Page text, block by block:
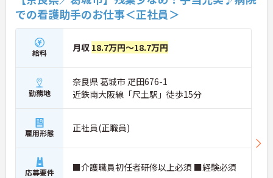
での看護助手のお仕事＜正社員＞
給料 月収 18.7万円～18.7万円
勤務地
奈良県 葛城市 疋田676-1
近鉄南大阪線「尺土駅」徒歩15分
雇用形態 正社員(正職員)
応募要件 ■介護職員初任者研修以上必須 ■経験必須